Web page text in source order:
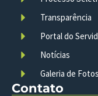
Transparência
Portal do
Notícias
Galeria de Fotos
Contato